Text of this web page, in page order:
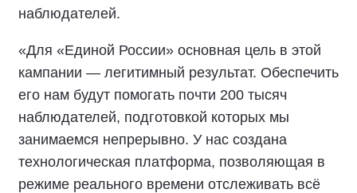
наблюдателей.
«Для «Единой России» основная цель в этой
кампании — легитимный результат. Обеспечить
его нам будут помогать почти 200 тысяч
наблюдателей, подготовкой которых мы
занимаемся непрерывно. У нас создана
технологическая платформа, позволяющая в
режиме реального времени отслеживать всё